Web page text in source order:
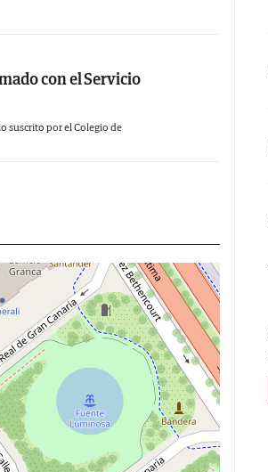
con el Servicio
suscrito por el Colegio de